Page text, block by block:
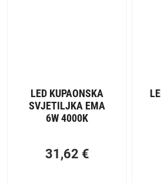
LED KUPAONSKA
SVJETILJKA EMA
6W 4000K
31,62 €